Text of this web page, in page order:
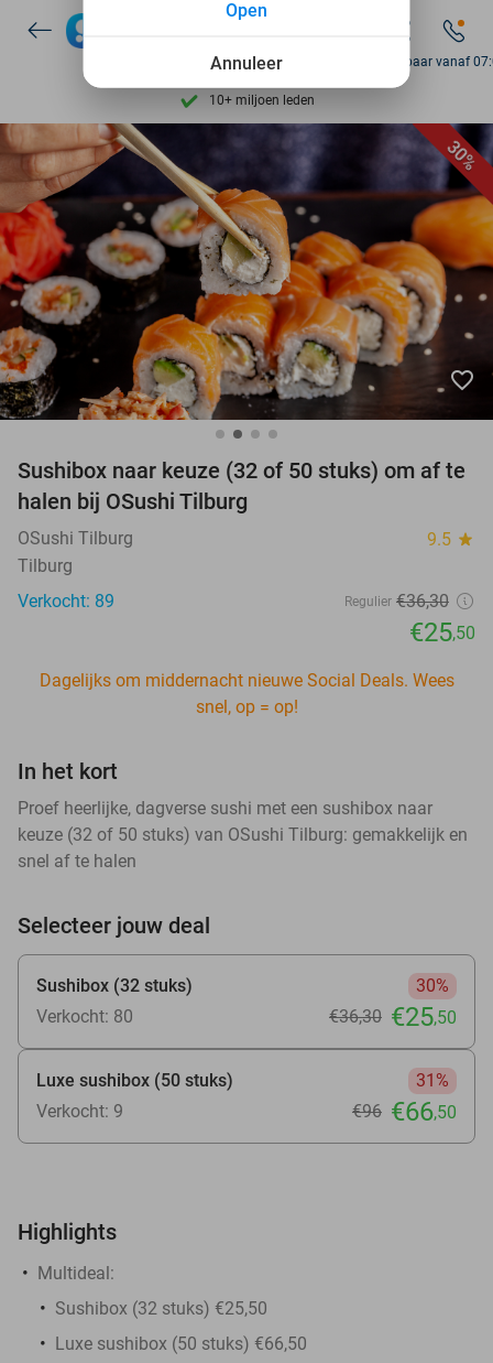
7 dagen per week beschikbaar
10+ miljoen leden
9,4 op basis van
Ontdek 15.000+ deals
7 dagen per week beschikbaar
10+ miljoen leden
Bereikbaar vanaf
30%
favorite_border
Sushibox naar keuze (32 of 50 stuks) om af te
halen bij OSushi Tilburg
OSushi Tilburg 9.5 star
Tilburg
Verkocht: 89
Regulier €36,30
€25,50
Dagelijks om middernacht nieuwe Social Deals. Wees
snel, op = op!
In het kort
Proef heerlijke, dagverse sushi met een sushibox naar
keuze (32 of 50 stuks) van OSushi Tilburg: gemakkelijk en
snel af te halen
Selecteer jouw deal
Sushibox (32 stuks)
30%
Verkocht: 80
€36,30 €25,50
Luxe sushibox (50 stuks)
31%
Verkocht: 9
€96 €66,50
Highlights
Multideal:
Sushibox (32 stuks) €25,50
Luxe sushibox (50 stuks) €66,50
Annuleer
Open